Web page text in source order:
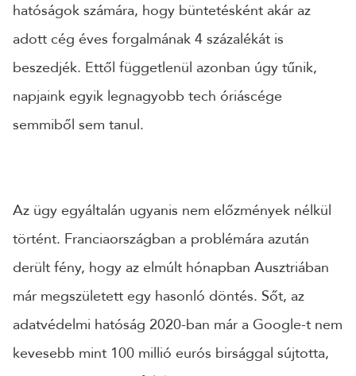
hatóságok számára, hogy büntetésként akár az
adott cég éves forgalmának 4 százalékát is
beszedjék. Ettől függetlenül azonban úgy tűnik,
napjaink egyik legnagyobb tech óriáscége
semmiből sem tanul.
Az ügy egyáltalán ugyanis nem előzmények nélkül
történt. Franciaországban a problémára azután
derült fény, hogy az elmúlt hónapban Ausztriában
már megszületett egy hasonló döntés. Sőt, az
adatvédelmi hatóság 2020-ban már a Google-t nem
kevesebb mint 100 millió eurós birsággal sújtotta,